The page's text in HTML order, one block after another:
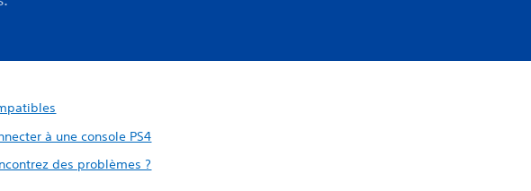
à une console PS4
des problèmes ?